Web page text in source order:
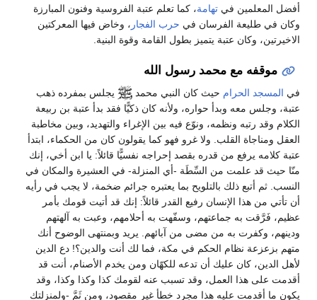
أفضل المعلمين في تهامة، كما تعلم عتبة الفروسية وفنون المبارزة
وكان في طليعة الفرسان في حرب الفجار ، وخاض فيها المعركتين
الاخيرتين، وكان عتبة يتميز بطول القامة وقوة البنية.
موقفه مع محمد رسول الله
في المسجد الحرام حيث كان النبي محمد
يجلس بمفرده ذهب
عتبة، وجلس معه وبدأ حواره، ولأنه كان ذكيًّا فقد بدأ عتبة بن ربيعة
الكلام وقد رتبه ونظمه، ونوّع فيه بين الإغراء والتهديد، وبين مخاطبة
العقل ومناجاة القلب. ولا غرو فهو كما يقولون كان من الحكماء، ابتدأ
عتبة كلامه يرفع من قدره بقصد إحراجه نفسيًّا قائلاً: يا ابن أخي، إنك
منّا حيث قد علمت من السِّطَة -أي المنزلة- في العشيرة والمكان في
النسب. ثم أتبع ذلك بالتلويح بما يعتبره جرائم ضخمة، لا يجب في رأيه
أن تأتي من هذا الإنسان رفيع القدر قائلاً: إنك قد أتيت قومك بأمر
عظيم، فَرَّقت به جماعتهم، وسفّهت به أحلامهم، وعبت به آلهتهم
ودينهم، وكفرت به من مضى من آبائهم. يريد وبمنتهى الوضوح أنك
متهم بزعزعة نظام الحكم في مكة، فما لك أنت والدين؟! دع الدين
لأهل الدين، كان عليك أن تدعه للكهّان ومن يخدم الأصنام، أنت قد
أقدمت على هذا العمل، وقد تسبب عنه لقومك كذا وكذا وكذا، وقد
يكون ما أقدمت عليه هذا مجرد خطأ غير مقصود، ومن ثَمَّ -ولمنزلتك